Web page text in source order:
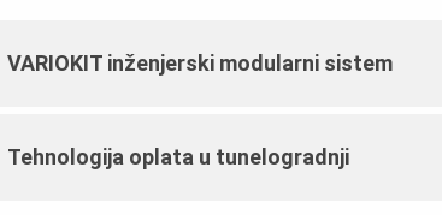
VARIOKIT inženjerski modularni sistem
Tehnologija oplata u tunelogradnji